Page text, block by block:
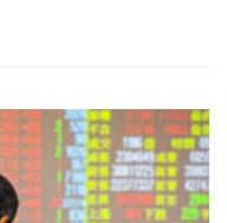
億美元，正朝1500億美元
十年」。根據集保與
的零股人數呈現爆發性
、00904等總受益人數
配息紀錄並強勢填息，成分